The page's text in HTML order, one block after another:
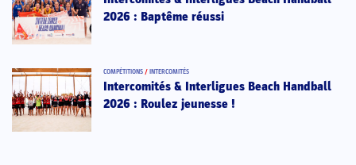
2026 : Baptême réussi
COMPÉTITIONS / INTERCOMITÉS
Intercomités & Interligues Beach Handball
2026 : Roulez jeunesse !